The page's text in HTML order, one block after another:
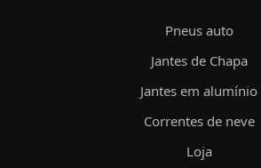
Pneus auto
Jantes de Chapa
Jantes em alumínio
Correntes de neve
Loja